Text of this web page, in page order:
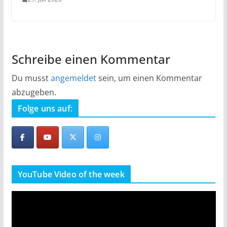
Schreibe einen Kommentar
Du musstangemeldetsein, um einen Kommentar
abzugeben.
Folge uns auf:
YouTube Video of the week